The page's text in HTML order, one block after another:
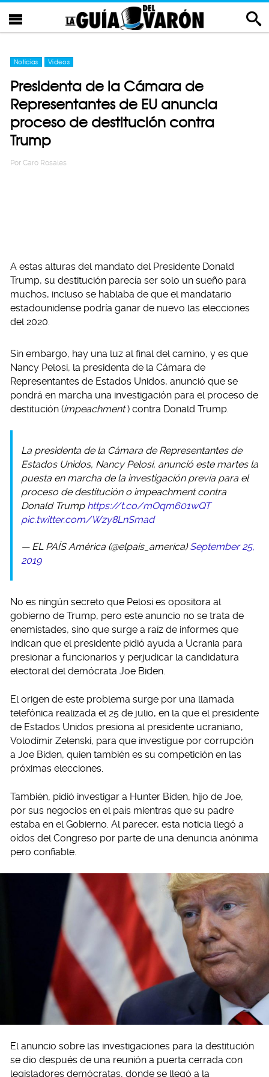
Noticias Videos
Presidenta de la Cámara de
Representantes de EU anuncia
proceso de destitución contra
Trump
Por Caro Rosales
A estas alturas del mandato del Presidente Donald
Trump, su destitución parecía ser solo un sueño para
muchos, incluso se hablaba de que el mandatario
estadounidense podría ganar de nuevo las elecciones
del 2020.
Sin embargo, hay una luz al final del camino, y es que
Nancy Pelosi, la presidenta de la Cámara de
Representantes de Estados Unidos, anunció que se
pondrá en marcha una investigación para el proceso de
destitución (impeachment ) contra Donald Trump.
La presidenta de la Cámara de Representantes de
Estados Unidos, Nancy Pelosi, anunció este martes la
puesta en marcha de la investigación previa para el
proceso de destitución o impeachment contra
Donald Trump https://t.co/mOqm601wQT
pic.twitter.com/Wzy8LnSmad
— EL PAÍS América (@elpais_america)September 25,
2019
No es ningún secreto que Pelosi es opositora al
gobierno de Trump, pero este anuncio no se trata de
enemistades, sino que surge a raíz de informes que
indican que el presidente pidió ayuda a Ucrania para
presionar a funcionarios y perjudicar la candidatura
electoral del demócrata Joe Biden.
El origen de este problema surge por una llamada
telefónica realizada el 25 de julio, en la que el presidente
de Estados Unidos presiona al presidente ucraniano,
Volodímir Zelenski, para que investigue por corrupción
a Joe Biden, quien también es su competición en las
próximas elecciones.
También, pidió investigar a Hunter Biden, hijo de Joe,
por sus negocios en el país mientras que su padre
estaba en el Gobierno. Al parecer, esta noticia llegó a
oídos del Congreso por parte de una denuncia anónima
pero confiable.
El anuncio sobre las investigaciones para la destitución
se dio después de una reunión a puerta cerrada con
legisladores demócratas, donde se llegó a la